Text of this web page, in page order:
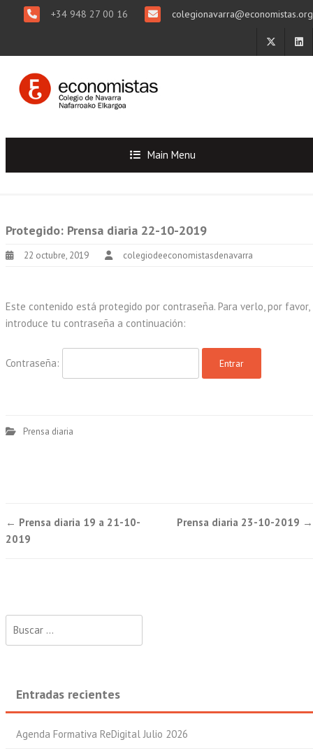
+34 948 27 00 16 colegionavarra@economistas.org
Main Menu
Protegido: Prensa diaria 22-10-2019
22 octubre, 2019 colegiodeeconomistasdenavarra
Este contenido está protegido por contraseña. Para verlo, por favor,
introduce tu contraseña a continuación:
Contraseña:
Prensa diaria
Post
navigation
← Prensa diaria 19 a 21-10-
2019
Prensa diaria 23-10-2019 →
Entradas recientes
Agenda Formativa ReDigital Julio 2026